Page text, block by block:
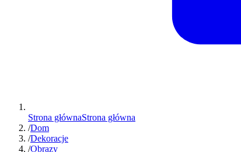
Strona głównaStrona główna
/Dom
/Dekoracje
/Obrazy